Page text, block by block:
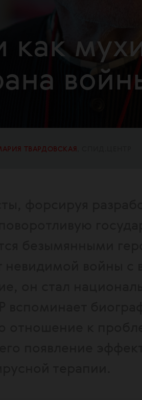
как
ТВАРДОВСКАЯ